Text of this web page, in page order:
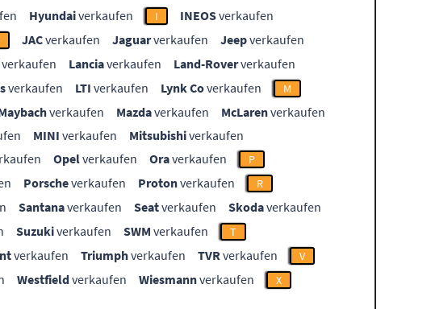
Hyundaiverkaufen I INEOSverkaufen
JACverkaufen Jaguarverkaufen Jeepverkaufen
verkaufen Lanciaverkaufen Land-Roververkaufen
verkaufen LTI verkaufen Lynk Coverkaufen M
verkaufen Mazdaverkaufen McLarenverkaufen
MINI verkaufen Mitsubishiverkaufen
Opelverkaufen Oraverkaufen P
Porscheverkaufen Protonverkaufen R
Santanaverkaufen Seatverkaufen Skodaverkaufen
Suzukiverkaufen SWM verkaufen T
verkaufen Triumphverkaufen TVRverkaufen V
Westfieldverkaufen Wiesmannverkaufen X